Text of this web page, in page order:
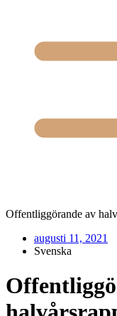
Offentliggörande av
augusti 11, 2021
Svenska